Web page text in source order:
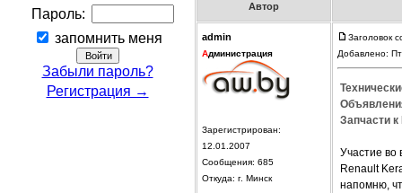
Пароль:
запомнить меня
Забыли пароль?
Регистрация →
Автор
admin
Администрация
Зарегистрирован:
12.01.2007
Сообщения: 685
Откуда: г. Минск
Заголовок
Добавлено:
Запчасти
Участие во
Renault
напомню,